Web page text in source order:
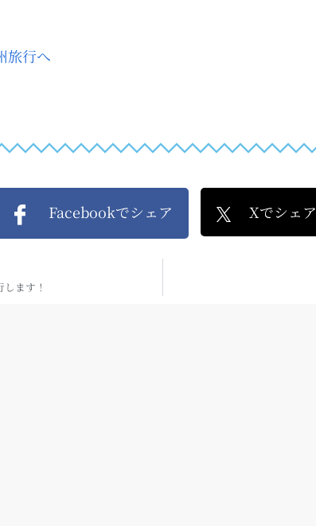
Facebookでシェア Xでシェア
ます！